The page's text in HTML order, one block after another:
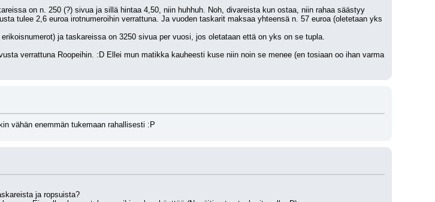
on n. 250 (?) sivua ja sillä hintaa 4,50, niin huhhuh. Noh, divareista kun ostaa, niin rahaa säästyy
tulee 2,6 euroa irotnumeroihin verrattuna. Ja vuoden taskarit maksaa yhteensä n. 57 euroa (oletetaan yks
ja taskareissa on 3250 sivua per vuosi, jos oletataan että on yks on se tupla.
verrattuna Roopeihin. :D Ellei mun matikka kauheesti kuse niin noin se menee (en tosiaan oo ihan varma
vähän enemmän tukemaan rahallisesti :P
ja ropsuista?